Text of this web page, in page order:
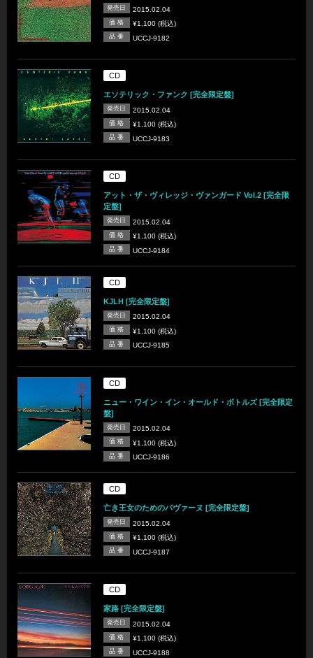
発売日 2015.02.04
価 格 ¥1,100 (税込)
品 番 UCCJ-9182
CD
エソテリック・ファンク [完全限定盤]
発売日 2015.02.04
価 格 ¥1,100 (税込)
品 番 UCCJ-9183
CD
アット・ザ・ヴィレッジ・ヴァンガード Vol.2 [完全限
定盤]
発売日 2015.02.04
価 格 ¥1,100 (税込)
品 番 UCCJ-9184
CD
KJLH [完全限定盤]
発売日 2015.02.04
価 格 ¥1,100 (税込)
品 番 UCCJ-9185
CD
ニュー・ワイン・イン・オールド・ボトルズ [完全限定
盤]
発売日 2015.02.04
価 格 ¥1,100 (税込)
品 番 UCCJ-9186
CD
亡き王女のためのパヴァーヌ [完全限定盤]
発売日 2015.02.04
価 格 ¥1,100 (税込)
品 番 UCCJ-9187
CD
家路 [完全限定盤]
発売日 2015.02.04
価 格 ¥1,100 (税込)
品 番 UCCJ-9188